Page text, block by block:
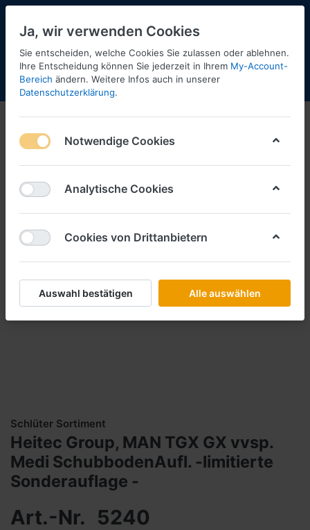
Menü Anmelden Shopaktualisierung
Schlüter Sortiment
Heitec Group, MAN TGX GX vvsp.
Medi SchubbodenAufl. -limitierte
Sonderauflage -
Art.-Nr. 5240
Ja, wir verwenden Cookies
Sie entscheiden, welche Cookies Sie zulassen oder ablehnen.
Ihre Entscheidung können Sie jederzeit in Ihrem My-Account-
Bereich ändern. Weitere Infos auch in unserer
Datenschutzerklärung.
Notwendige Cookies
Analytische Cookies
Cookies von Drittanbietern
Auswahl bestätigen Alle auswählen